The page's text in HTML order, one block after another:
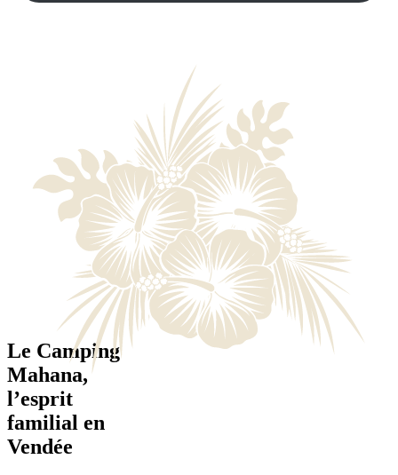
Le Camping
Mahana,
l’esprit
familial en
Vendée